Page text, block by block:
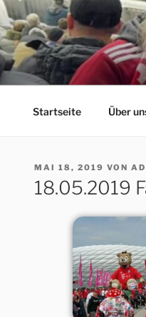
Zum
Inhalt
springen
Herzlich
Startseite Über
VERÖFFENTLICHT
AM
MAI 18, 2019 VON
18.05.2019